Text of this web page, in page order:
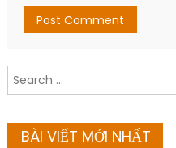
Search
for:
BÀI VIẾT MỚI NHẤT